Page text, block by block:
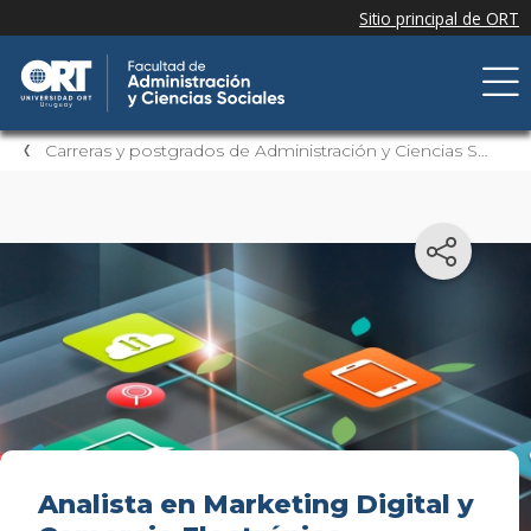
Carreras y postgrados de Administración y Ciencias Sociales
Analista en Marketing Digital y